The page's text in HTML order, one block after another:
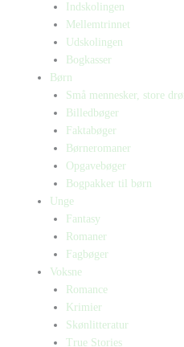
Indskolingen
Mellemtrinnet
Udskolingen
Bogkasser
Børn
Små mennesker, store
Billedbøger
Faktabøger
Børneromaner
Opgavebøger
Bogpakker til børn
Unge
Fantasy
Romaner
Fagbøger
Voksne
Romance
Krimier
Skønlitteratur
True Stories